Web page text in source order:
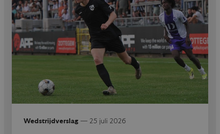
Wedstrijdverslag — 25 juli 2026